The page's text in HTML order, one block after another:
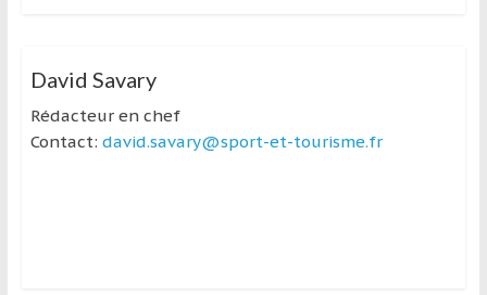
David Savary
Rédacteur en chef
Contact: david.savary@sport-et-tourisme.fr